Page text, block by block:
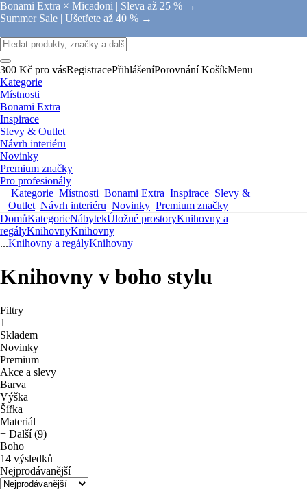
Bonami Extra × Micadoni | Sleva až 25 % →
Summer Sale | Ušetřete až 40 % →
300 Kč pro vásRegistracePřihlášeníPorovnání KošíkMenu
Kategorie
Místnosti
Bonami Extra
Inspirace
Slevy & Outlet
Návrh interiéru
Novinky
Premium značky
Pro profesionály
Kategorie Místnosti Bonami Extra Inspirace Slevy &
Outlet Návrh interiéru Novinky Premium značky
DomůKategorieNábytekÚložné prostoryKnihovny a
regályKnihovnyKnihovny
...Knihovny a regályKnihovny
Knihovny v boho stylu
Filtry
1
Skladem
Novinky
Premium
Akce a slevy
Barva
Výška
Šířka
Materiál
+ Další (9)
Boho
14 výsledků
Nejprodávanější